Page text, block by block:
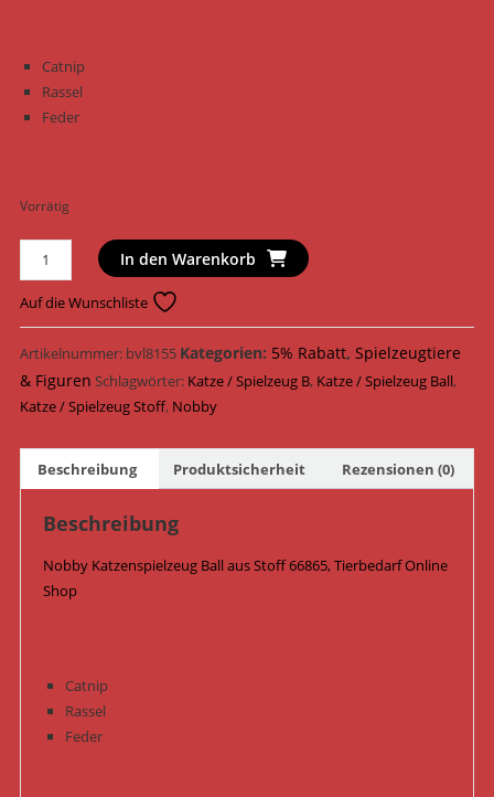
Catnip
Rassel
Feder
Vorrätig
Nobby
Katzenspielzeug
Ball
Stoff
ø
4
cm
/
Blau
In den Warenkorb
Auf die Wunschliste
Artikelnummer: bvl8155 Kategorien: 5% Rabatt, Spielzeugtiere
& Figuren Schlagwörter: Katze / Spielzeug B, Katze / Spielzeug Ball,
Katze / Spielzeug Stoff, Nobby
Beschreibung Produktsicherheit Rezensionen (0)
Beschreibung
Nobby Katzenspielzeug Ball aus Stoff 66865, Tierbedarf Online
Shop
Catnip
Rassel
Feder